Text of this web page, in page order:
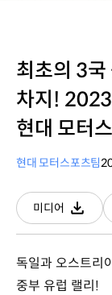
최초의 3국
차지! 2023
현대 모터
현대 모터스포츠팀
미디어
다운로드
독일과 오스트리
중부 유럽 랠리!